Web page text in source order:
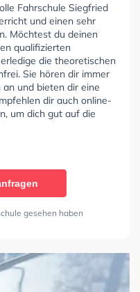
Fahrschule Siegfried
und einen sehr
Möchtest du deinen
qualifizierten
die theoretischen
Sie hören dir immer
und bieten dir eine
dir auch online-
um dich gut auf die
gesehen haben